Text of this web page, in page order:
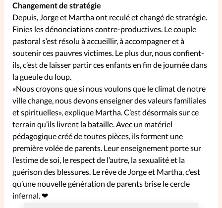
Changement de stratégie
Depuis, Jorge et Martha ont reculé et changé de stratégie.
Finies les dénonciations contre-productives. Le couple
pastoral s’est résolu à accueillir, à accompagner et à
soutenir ces pauvres victimes. Le plus dur, nous confient-
ils, c’est de laisser partir ces enfants en fin de journée dans
la gueule du loup.
«Nous croyons que si nous voulons que le climat de notre
ville change, nous devons enseigner des valeurs familiales
et spirituelles», explique Martha. C’est désormais sur ce
terrain qu’ils livrent la bataille. Avec un matériel
pédagogique créé de toutes pièces, ils forment une
première volée de parents. Leur enseignement porte sur
l’estime de soi, le respect de l’autre, la sexualité et la
guérison des blessures. Le rêve de Jorge et Martha, c’est
qu’une nouvelle génération de parents brise le cercle
infernal. ❤